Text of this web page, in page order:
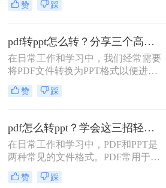
掌握几种高效的PDF转PPT方法都是
PPT呢？本文将详细介绍两种常见的
PDF转PPT方法，帮助用户轻松完成
文件格式转换。
赞 踩
pdf转ppt怎么转？分享三个高效转换方法！
在日常工作和学习中，我们经常需要
将PDF文件转换为PPT格式以便进行
演示或编辑。那么pdf转ppt怎么转
呢？以下将介绍三种常用的pdf转ppt
转换。
赞 踩
pdf怎么转ppt？学会这三招轻松搞定转换！
在日常工作和学习中，PDF和PPT是
两种常见的文件格式。PDF常用于文
档的查看和分享，而PPT则更多地用
于制作演示文稿和进行演讲。有时，
赞 踩